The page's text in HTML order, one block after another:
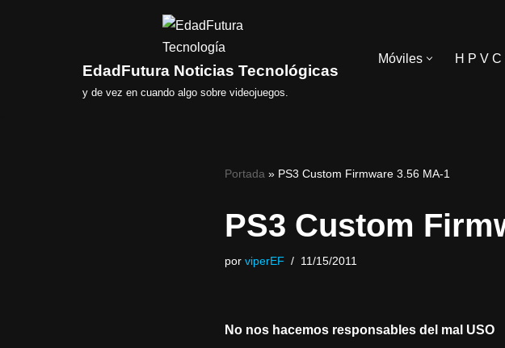
EdadFutura Noticias Tecnológicas
y de vez en cuando algo sobre videojuegos.
Móviles H P V C
Portada » PS3 Custom Firmware 3.56 MA-1
PS3 Custom
por viperEF 11/15/2011
No nos hacemos responsables del mal USO